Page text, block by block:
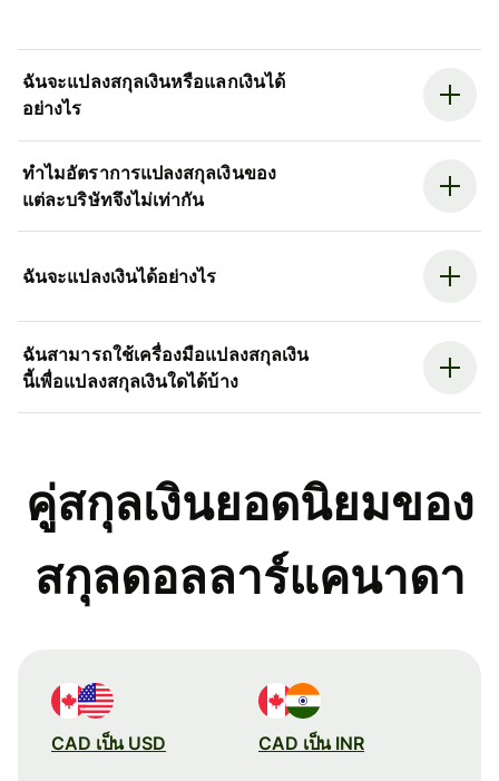
ฉันจะแปลงสกุลเงินหรือแลกเงินได้
อย่างไร
ทำไมอัตราการแปลงสกุลเงินของ
แต่ละบริษัทจึงไม่เท่ากัน
ฉันจะแปลงเงินได้อย่างไร
ฉันสามารถใช้เครื่องมือแปลงสกุลเงิน
นี้เพื่อแปลงสกุลเงินใดได้บ้าง
คู่สกุลเงินยอดนิยมของ
สกุลดอลลาร์แคนาดา
CAD เป็น USD CAD เป็น INR